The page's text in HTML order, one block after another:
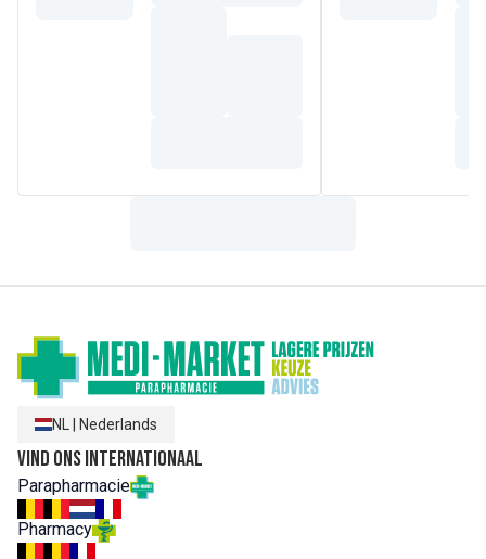
GRATISSIMA (AVOCADO) OIL, PARFUM (FRAGRANCE),
NL Nederlands
Vind ons internationaal
Parapharmacie
Pharmacy